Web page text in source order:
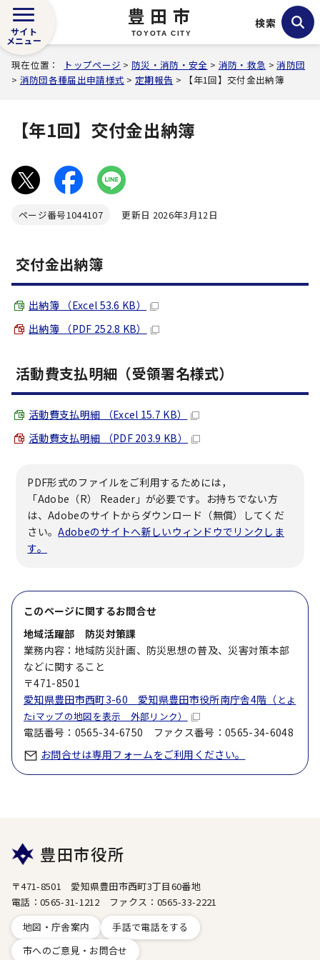
豊田市
TOYOTA CITY
サイト
メニュー
検索
現在位置： トップページ > 防災・消防・安全 > 消防・救急 >消防団
> 消防団各種届出申請様式 > 定期報告 > 【年1回】交付金出納簿
【年1回】交付金出納簿
ページ番号1044107 更新日 2026年3月12日
交付金出納簿
出納簿 （Excel 53.6 KB）
出納簿 （PDF 252.8 KB）
活動費支払明細（受領署名様式）
活動費支払明細 （Excel 15.7 KB）
活動費支払明細 （PDF 203.9 KB）
PDF形式のファイルをご利用するためには，
「Adobe（R） Reader」が必要です。お持ちでない方
は、Adobeのサイトからダウンロード（無償）してくだ
さい。Adobeのサイトへ新しいウィンドウでリンクしま
す。
このページに関するお問合せ
地域活躍部 防災対策課
業務内容：地域防災計画、防災思想の普及、災害対策本部
などに関すること
〒471-8501
愛知県豊田市西町3-60 愛知県豊田市役所南庁舎4階（ とよ
たiマップの地図を表示 外部リンク）
電話番号：0565-34-6750 ファクス番号：0565-34-6048
お問合せは専用フォームをご利用ください。
豊田市役所
〒471-8501 愛知県豊田市西町3丁目60番地
電話：0565-31-1212 ファクス：0565-33-2221
地図・庁舎案内
手話で電話をする
市へのご意見・お問合せ